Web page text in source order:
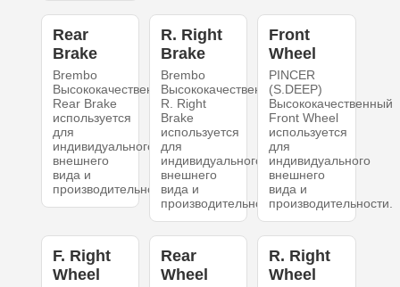
Rear
Brake
Brembo
Высококачественный
Rear Brake
используется
для
индивидуального
внешнего
вида и
производительности.
R. Right
Brake
Brembo
Высококачественный
R. Right
Brake
используется
для
индивидуального
внешнего
вида и
производительности.
Front
Wheel
PINCER
(S.DEEP)
Высококачественный
Front Wheel
используется
для
индивидуального
внешнего
вида и
производительности.
F. Right
Wheel
Rear
Wheel
R. Right
Wheel